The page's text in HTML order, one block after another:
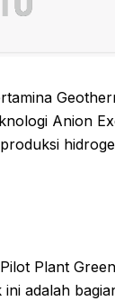
Anion
Plant
adalah